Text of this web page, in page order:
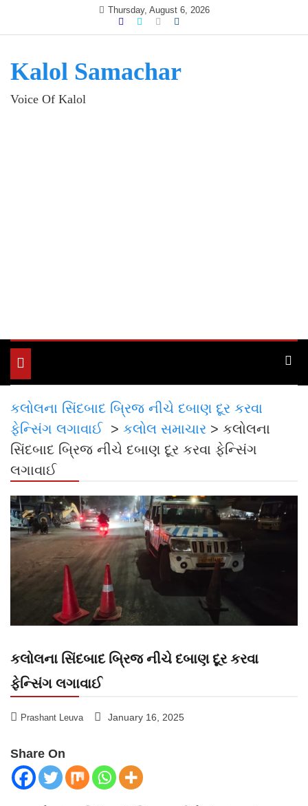
Thursday, August 6, 2026
Kalol Samachar
Voice Of Kalol
Toggle
navigation
કલોલના સિંદબાદ બ્રિજ નીચે દબાણ દૂર કરવા
ફેન્સિંગ લગાવાઈ
> કલોલ સમાચાર > કલોલના
સિંદબાદ બ્રિજ નીચે દબાણ દૂર કરવા ફેન્સિંગ
લગાવાઈ
કલોલના સિંદબાદ બ્રિજ નીચે દબાણ દૂર કરવા
ફેન્સિંગ લગાવાઈ
Prashant Leuva January 16, 2025
Share On